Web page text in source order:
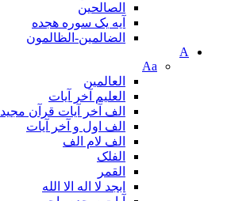
الصالحین
آیه یک سوره هجده
الضالمين-الظالمون
A
Aa
العالمین
العلیم آخر آیات
الف آخر آیات قرآن مجید
الف اول و آخر آیات
الف لام الف
الفلک
القمر
ابجد لا اله الا الله